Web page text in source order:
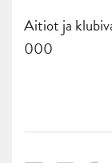
Aitiot ja
000